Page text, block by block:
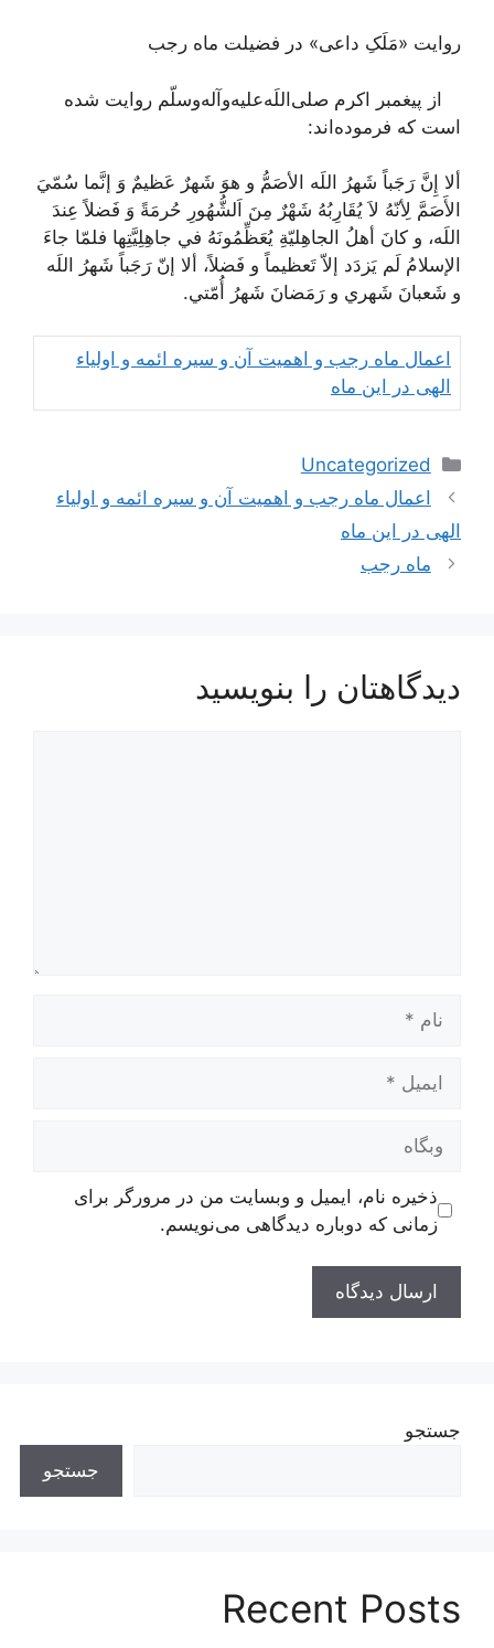
روایت «مَلَکِ داعی» در فضیلت ماه رجب
از پیغمبر اکرم صلی‌اللَه‌علیه‌و‌آله‌وسلّم روایت شده
است که فرموده‌اند:
ألا إِنَّ رَجَباً شَهرُ اللَه الأصَمُّ و هوَ شَهرٌ عَظيمٌ وَ إنَّما سُمّيَ
الأَصَمَّ لِأنّهُ لاَ يُقَارِبُهُ شَهْرٌ مِنَ اَلشُّهُورِ حُرمَةً وَ فَضلاً عِندَ
اللَه، و كانَ أهلُ الجاهِليّةِ يُعَظِّمُونَهُ في جاهِلِيَّتِها فلمّا جاءَ
الإسلامُ لَم يَزدَد إلاّ تَعظيماً و فَضلاً، ألا إنّ رَجَباً شَهرُ اللَه
و شَعبانَ شَهري و رَمَضانَ شَهرُ أُمّتي.
اعمال ماه رجب و اهمیت آن و سیره ائمه و اولیاء
الهی در این ماه
دسته‌ها
Uncategorized
ناوبری
نوشته‌ها
اعمال ماه رجب و اهمیت آن و سیره ائمه و اولیاء
الهی در این ماه
ماه رجب
دیدگاهتان را بنویسید
وبگاه
ذخیره نام، ایمیل و وبسایت من در مرورگر برای
زمانی که دوباره دیدگاهی می‌نویسم.
جستجو
جستجو
Recent Posts